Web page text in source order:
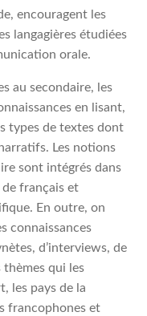
encouragent les
langagières étudiées
orale.
au secondaire, les
en lisant,
types de textes dont
Les notions
sont intégrés dans
de français et
En outre, on
connaissances
d’interviews, de
thèmes qui les
les pays de la
francophones et